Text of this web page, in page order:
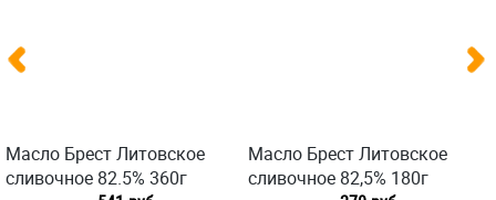
Масло Брест Литовское
сливочное 82.5% 360г
Масло Брест Литовское
сливочное 82,5% 180г